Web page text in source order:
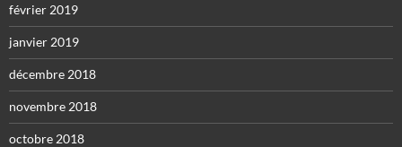
février 2019
janvier 2019
décembre 2018
novembre 2018
octobre 2018